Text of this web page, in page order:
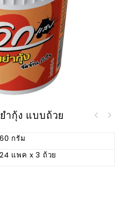
ำกุ้ง แบบถ้วย
60 กรัม
24 แพค x 3 ถ้วย